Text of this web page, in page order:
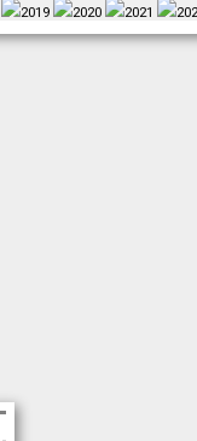
2019 2020 2021